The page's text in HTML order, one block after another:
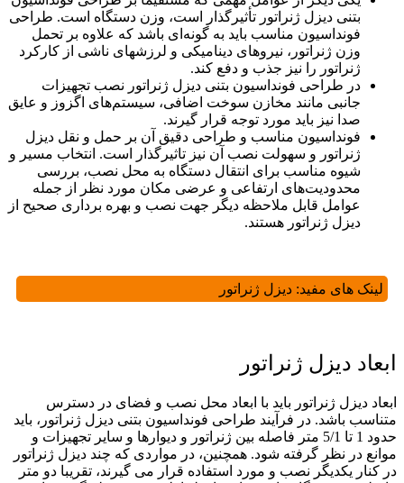
بتنی دیزل ژنراتور تأثیرگذار است، وزن دستگاه است. طراحی
فونداسیون مناسب باید به گونه‌ای باشد که علاوه بر تحمل
وزن ژنراتور، نیروهای دینامیکی و لرزش­های ناشی از کارکرد
ژنراتور را نیز جذب و دفع کند.
در طراحی فونداسیون بتنی دیزل ژنراتور نصب تجهیزات
جانبی مانند مخازن سوخت اضافی، سیستم‌های اگزوز و عایق
صدا نیز باید مورد توجه قرار گیرند.
فونداسیون مناسب و طراحی دقیق آن بر حمل و نقل دیزل
ژنراتور و سهولت نصب آن نیز تاثیرگذار است. انتخاب مسیر و
شیوه مناسب برای انتقال دستگاه به محل نصب، بررسی
محدودیت‌های ارتفاعی و عرضی مکان مورد نظر از جمله
عوامل قابل ملاحظه دیگر جهت نصب و بهره برداری صحیح از
دیزل ژنراتور هستند.
لینک های مفید: دیزل ژنراتور
ابعاد دیزل ژنراتور
ابعاد دیزل ژنراتور باید با ابعاد محل نصب و فضای در دسترس
متناسب باشد. در فرآیند طراحی فونداسیون بتنی دیزل ژنراتور، باید
حدود 1 تا 5/1 متر فاصله بین ژنراتور و دیوارها و سایر تجهیزات و
موانع در نظر گرفته ‌شود. همچنین، در مواردی که چند دیزل ژنراتور
در کنار یکدیگر نصب و مورد استفاده قرار می گیرند، تقریبا دو متر